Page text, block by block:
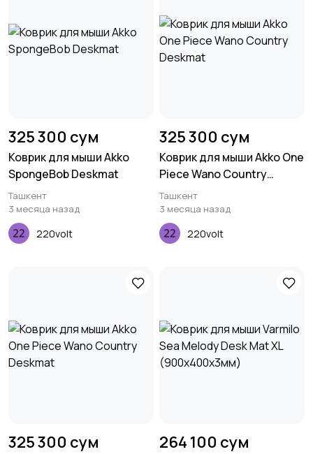
325 300 сум
Коврик для мыши Akko
SpongeBob Deskmat
Ташкент
3 месяца назад
220volt
325 300 сум
Коврик для мыши Akko One
Piece Wano Country
Deskmat
Ташкент
3 месяца назад
220volt
325 300 сум 264 100 сум